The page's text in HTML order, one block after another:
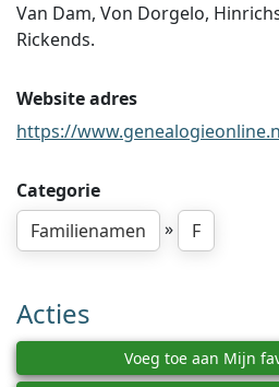
Van Dam, Von Dorgelo,
Rickends.
Website adres
https://
Categorie
Familienamen
» F
Acties
Voeg toe aan Mijn